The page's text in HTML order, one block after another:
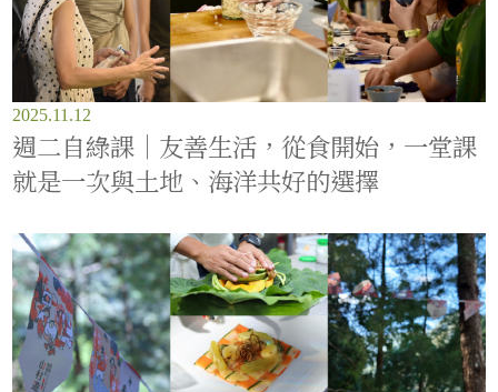
2025.11.12
週二自綠課｜友善生活，從食開始，一堂課
就是一次與土地、海洋共好的選擇